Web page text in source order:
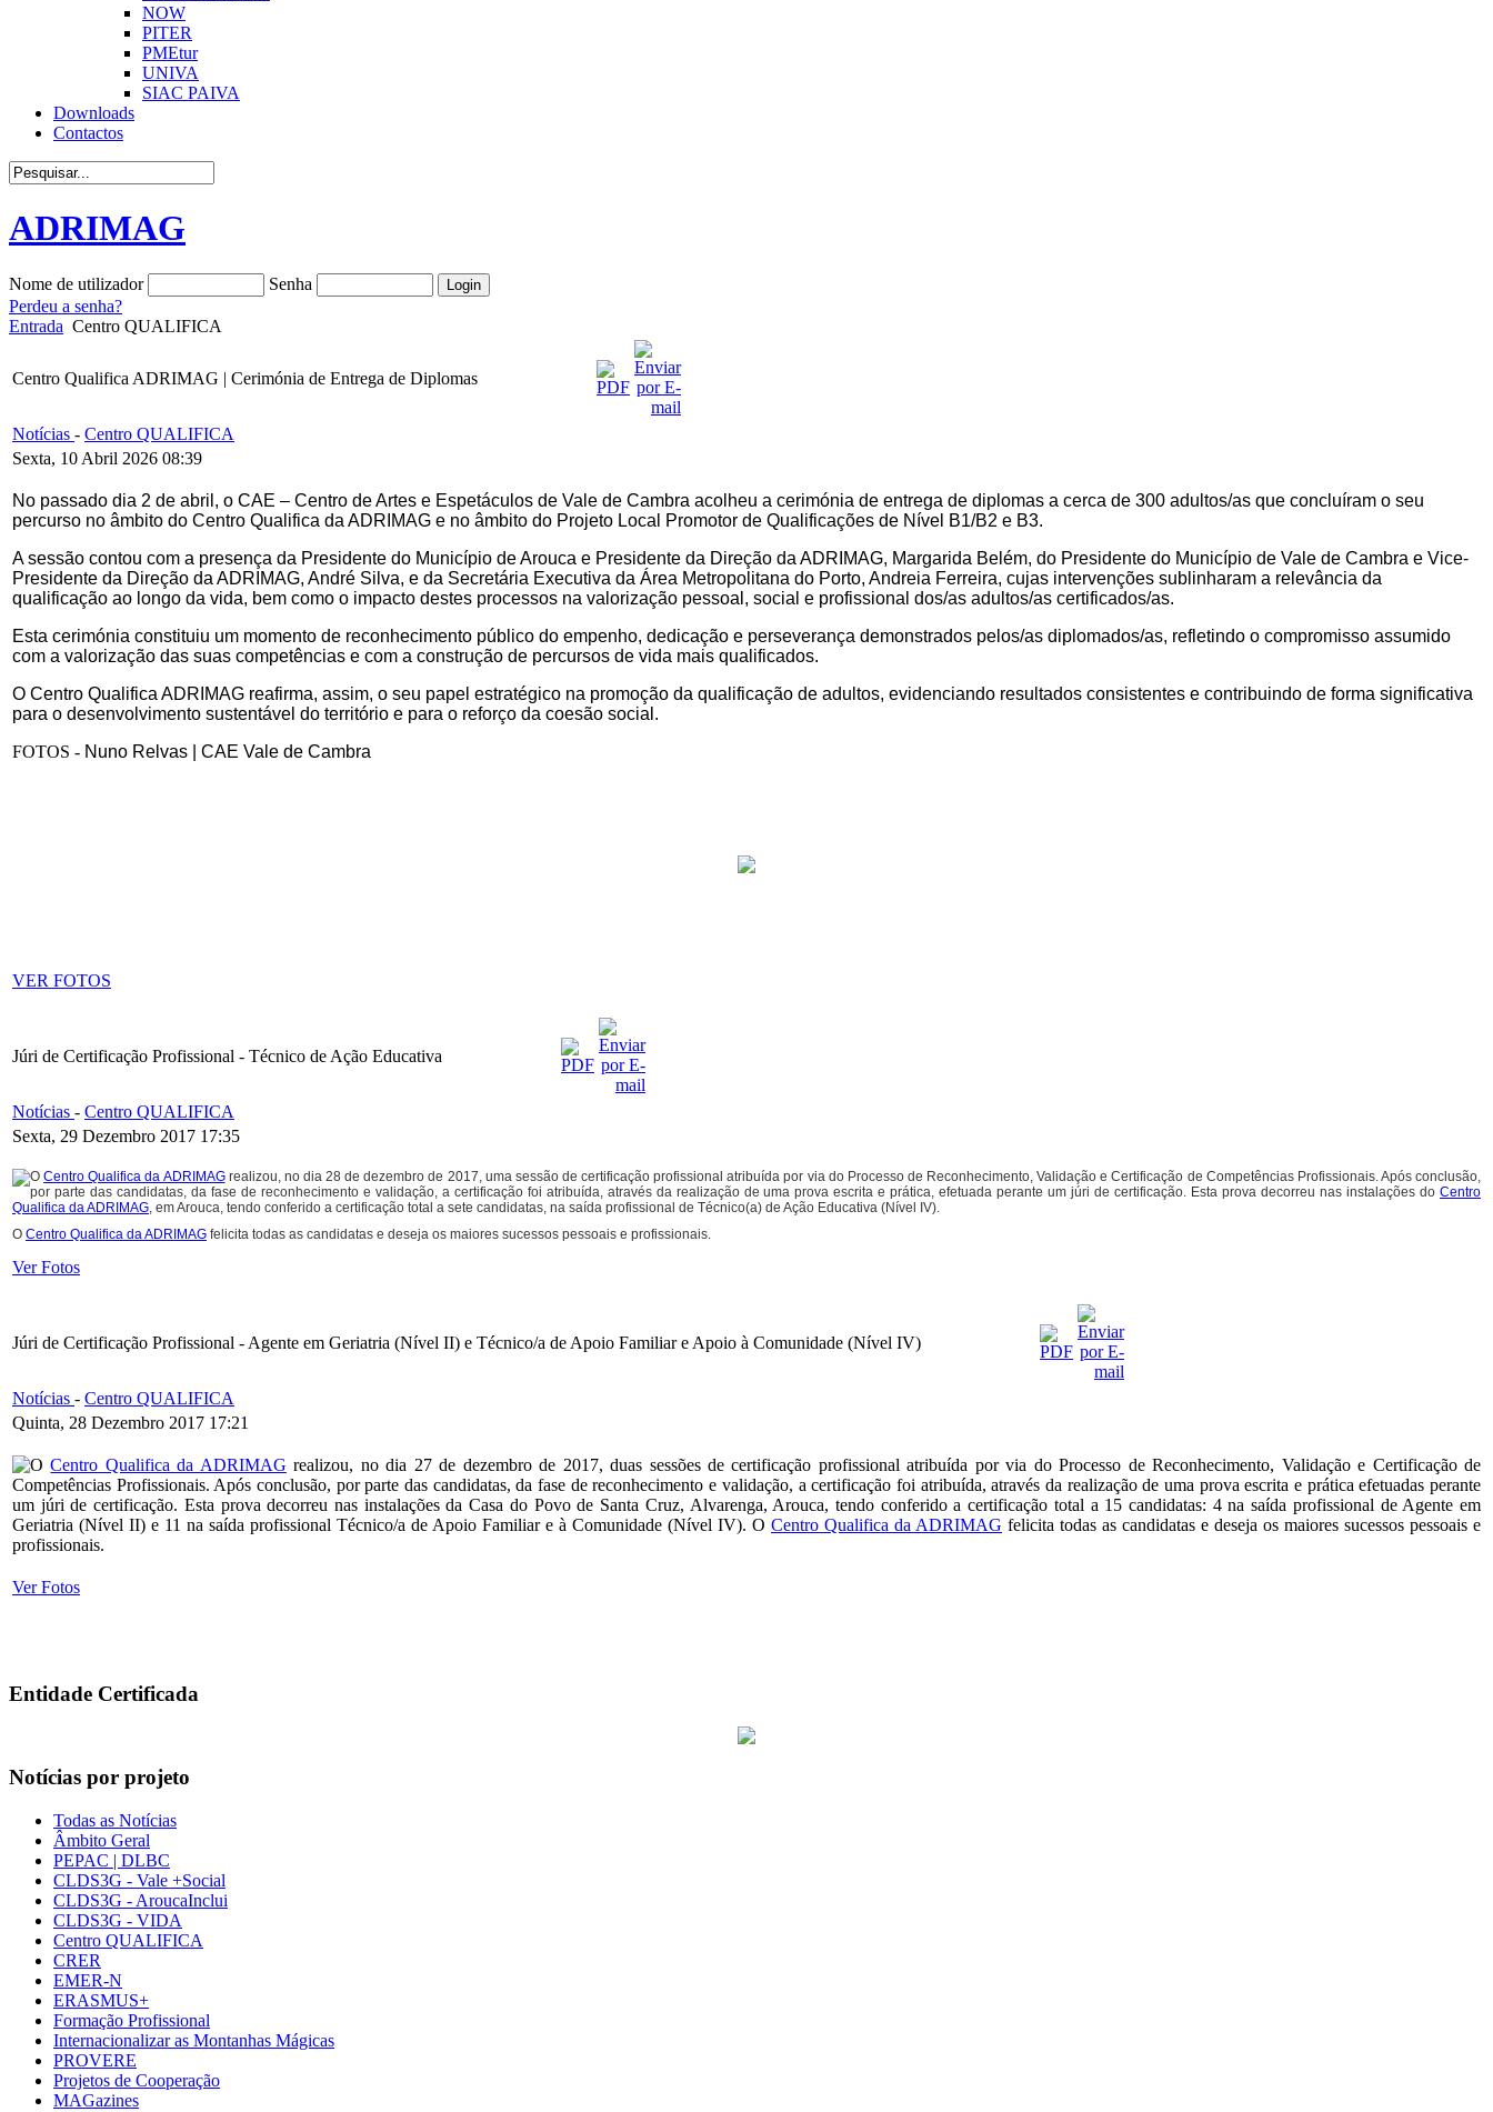
NOW
PITER
PMEtur
UNIVA
SIAC PAIVA
Downloads
Contactos
ADRIMAG
Nome de utilizador
Senha
Perdeu a senha?
Entrada Centro QUALIFICA
Centro Qualifica ADRIMAG | Cerimónia de Entrega de Diplomas
Notícias - Centro QUALIFICA
Sexta, 10 Abril 2026 08:39
No passado dia 2 de abril, o CAE – Centro de Artes e Espetáculos de Vale de Cambra acolheu a cerimónia de entrega de diplomas a cerca de 300 adultos/as que concluíram o seu
percurso no âmbito do Centro Qualifica da ADRIMAG e no âmbito do Projeto Local Promotor de Qualificações de Nível B1/B2 e B3.
A sessão contou com a presença da Presidente do Município de Arouca e Presidente da Direção da ADRIMAG, Margarida Belém, do Presidente do Município de Vale de Cambra e Vice-
Presidente da Direção da ADRIMAG, André Silva, e da Secretária Executiva da Área Metropolitana do Porto, Andreia Ferreira, cujas intervenções sublinharam a relevância da
qualificação ao longo da vida, bem como o impacto destes processos na valorização pessoal, social e profissional dos/as adultos/as certificados/as.
Esta cerimónia constituiu um momento de reconhecimento público do empenho, dedicação e perseverança demonstrados pelos/as diplomados/as, refletindo o compromisso assumido
com a valorização das suas competências e com a construção de percursos de vida mais qualificados.
O Centro Qualifica ADRIMAG reafirma, assim, o seu papel estratégico na promoção da qualificação de adultos, evidenciando resultados consistentes e contribuindo de forma significativa
para o desenvolvimento sustentável do território e para o reforço da coesão social.
FOTOS - Nuno Relvas | CAE Vale de Cambra
VER FOTOS
Júri de Certificação Profissional - Técnico de Ação Educativa
Notícias - Centro QUALIFICA
Sexta, 29 Dezembro 2017 17:35
OCentro Qualifica da ADRIMAGrealizou, no dia 28 de dezembro de 2017, uma sessão de certificação profissional atribuída por via do Processo de Reconhecimento, Validação e Certificação de Competências Profissionais. Após conclusão,
por parte das candidatas, da fase de reconhecimento e validação, a certificação foi atribuída, através da realização de uma prova escrita e prática, efetuada perante um júri de certificação. Esta prova decorreu nas instalações do Centro
Qualifica da ADRIMAG, em Arouca, tendo conferido a certificação total a sete candidatas, na saída profissional de Técnico(a) de Ação Educativa (Nível IV).
O Centro Qualifica da ADRIMAG felicita todas as candidatas e deseja os maiores sucessos pessoais e profissionais.
Ver Fotos
Júri de Certificação Profissional - Agente em Geriatria (Nível II) e Técnico/a de Apoio Familiar e Apoio à Comunidade (Nível IV)
Notícias - Centro QUALIFICA
Quinta, 28 Dezembro 2017 17:21
OCentro Qualifica da ADRIMAG realizou, no dia 27 de dezembro de 2017, duas sessões de certificação profissional atribuída por via do Processo de Reconhecimento, Validação e Certificação de
Competências Profissionais. Após conclusão, por parte das candidatas, da fase de reconhecimento e validação, a certificação foi atribuída, através da realização de uma prova escrita e prática efetuadas perante
um júri de certificação. Esta prova decorreu nas instalações da Casa do Povo de Santa Cruz, Alvarenga, Arouca, tendo conferido a certificação total a 15 candidatas: 4 na saída profissional de Agente em
Geriatria (Nível II) e 11 na saída profissional Técnico/a de Apoio Familiar e à Comunidade (Nível IV). O Centro Qualifica da ADRIMAG felicita todas as candidatas e deseja os maiores sucessos pessoais e
profissionais.
Ver Fotos
Entidade Certificada
Notícias por projeto
Todas as Notícias
Âmbito Geral
PEPAC | DLBC
CLDS3G - Vale +Social
CLDS3G - AroucaInclui
CLDS3G - VIDA
Centro QUALIFICA
CRER
EMER-N
ERASMUS+
Formação Profissional
Internacionalizar as Montanhas Mágicas
PROVERE
Projetos de Cooperação
MAGazines